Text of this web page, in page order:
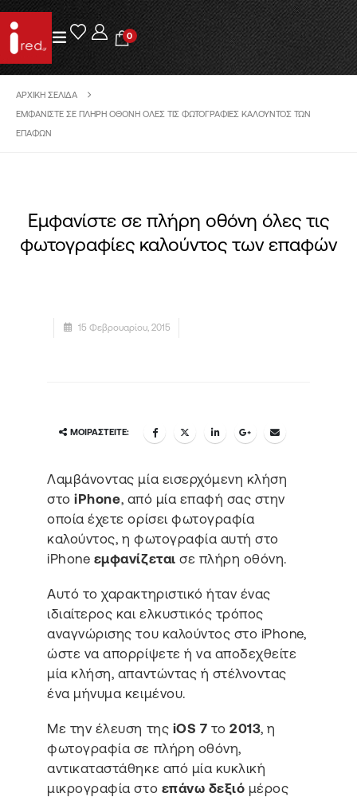
0
ΑΡΧΙΚΉ ΣΕΛΊΔΑ
ΕΜΦΑΝΊΣΤΕ ΣΕ ΠΛΉΡΗ ΟΘΌΝΗ ΌΛΕΣ ΤΙΣ ΦΩΤΟΓΡΑΦΊΕΣ ΚΑΛΟΎΝΤΟΣ ΤΩΝ
ΕΠΑΦΏΝ
Εμφανίστε σε πλήρη οθόνη όλες τις
φωτογραφίες καλούντος των επαφών
15 Φεβρουαρίου, 2015
ΜΟΙΡΑΣΤΕΊΤΕ:
Λαμβάνοντας μία εισερχόμενη κλήση
στο iPhone, από μία επαφή σας στην
οποία έχετε ορίσει φωτογραφία
καλούντος, η φωτογραφία αυτή στο
iPhone εμφανίζεται σε πλήρη οθόνη.
Αυτό το χαρακτηριστικό ήταν ένας
ιδιαίτερος και ελκυστικός τρόπος
αναγνώρισης του καλούντος στο iPhone,
ώστε να απορρίψετε ή να αποδεχθείτε
μία κλήση, απαντώντας ή στέλνοντας
ένα μήνυμα κειμένου.
Με την έλευση της iOS 7 το2013, η
φωτογραφία σε πλήρη οθόνη,
αντικαταστάθηκε από μία κυκλική
μικρογραφία στο επάνω δεξιό μέρος